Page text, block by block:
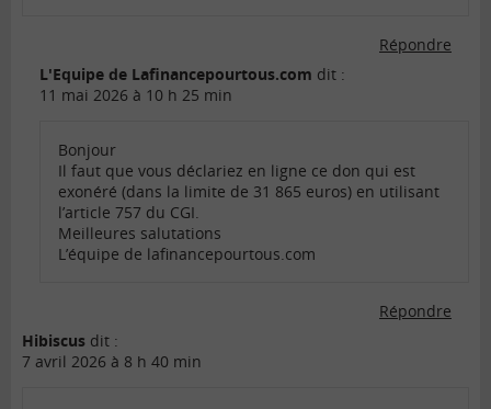
Répondre
L'Equipe de Lafinancepourtous.com dit :
11 mai 2026 à 10 h 25 min
Bonjour
Il faut que vous déclariez en ligne ce don qui est
exonéré (dans la limite de 31 865 euros) en utilisant
l’article 757 du CGI.
Meilleures salutations
L’équipe de lafinancepourtous.com
Répondre
Hibiscus dit :
7 avril 2026 à 8 h 40 min